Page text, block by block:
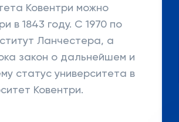
Ковентри можно
в 1843 году. С 1970 по
Ланчестера, а
закон о дальнейшем и
статус университета в
Ковентри.